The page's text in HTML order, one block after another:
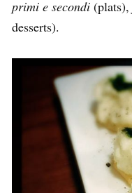
primi e secondi (plats),
desserts).